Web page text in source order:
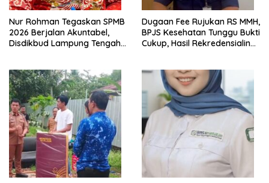
Nur Rohman Tegaskan SPMB
2026 Berjalan Akuntabel,
Disdikbud Lampung Tengah
Dugaan Fee Rujukan RS MMH,
BPJS Kesehatan Tunggu Bukti
Cukup, Hasil Rekredensialing